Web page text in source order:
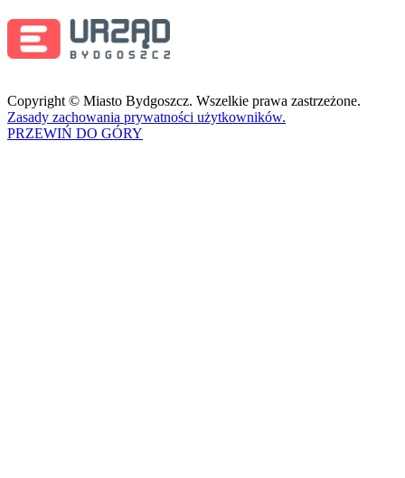
Copyright © Miasto Bydgoszcz. Wszelkie prawa zastrzeżone.
Zasady zachowania prywatności użytkowników.
PRZEWIŃ DO GÓRY